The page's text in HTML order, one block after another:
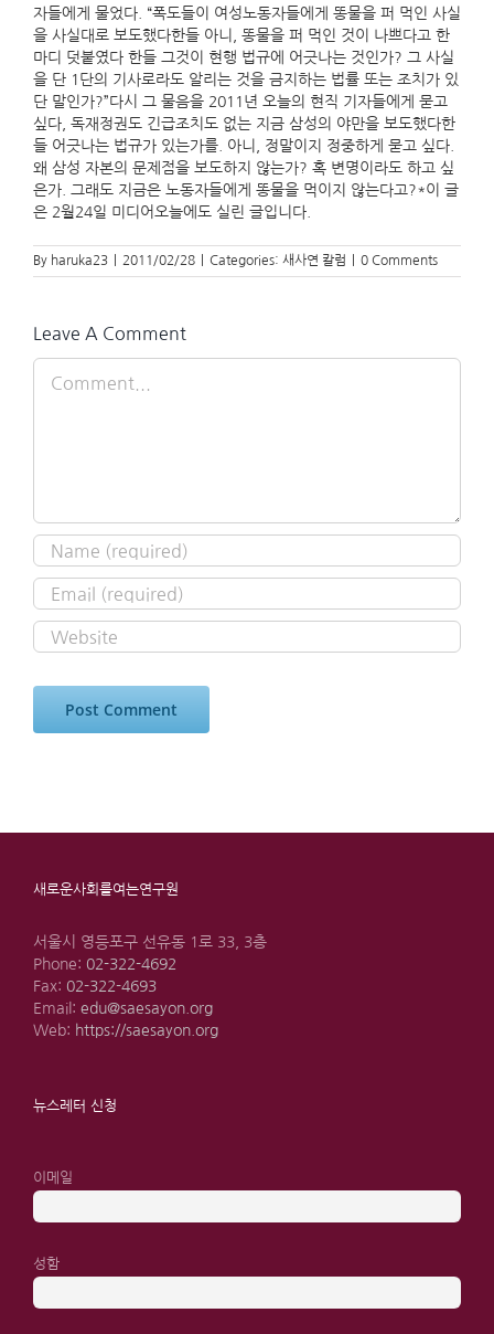
자들에게 물었다. “폭도들이 여성노동자들에게 똥물을 퍼 먹인 사실
을 사실대로 보도했다한들 아니, 똥물을 퍼 먹인 것이 나쁘다고 한
마디 덧붙였다 한들 그것이 현행 법규에 어긋나는 것인가? 그 사실
을 단 1단의 기사로라도 알리는 것을 금지하는 법률 또는 조치가 있
단 말인가?”다시 그 물음을 2011년 오늘의 현직 기자들에게 묻고
싶다, 독재정권도 긴급조치도 없는 지금 삼성의 야만을 보도했다한
들 어긋나는 법규가 있는가를. 아니, 정말이지 정중하게 묻고 싶다.
왜 삼성 자본의 문제점을 보도하지 않는가? 혹 변명이라도 하고 싶
은가. 그래도 지금은 노동자들에게 똥물을 먹이지 않는다고?*이 글
은 2월24일 미디어오늘에도 실린 글입니다.
By haruka23 2011/02/28 Categories: 새사연 칼럼 0 Comments
Leave A Comment
새로운사회를여는연구원
서울시 영등포구 선유동 1로 33, 3층
Phone: 02-322-4692
Fax: 02-322-4693
Email: edu@saesayon.org
Web: https://saesayon.org
뉴스레터 신청
이메일
성함